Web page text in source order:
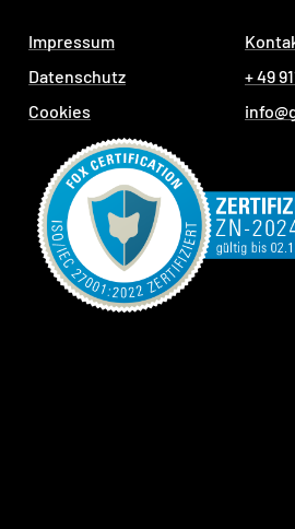
Impressum
Datenschutz
Cookies
+ 49